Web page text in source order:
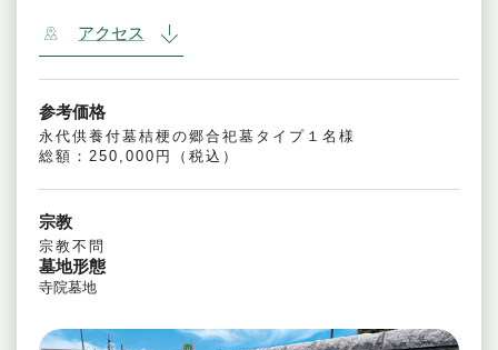
アクセス
参考価格
永代供養付墓桔梗の郷合祀墓タイプ１名様
総額：250,000円（税込）
宗教
宗教不問
墓地形態
寺院墓地